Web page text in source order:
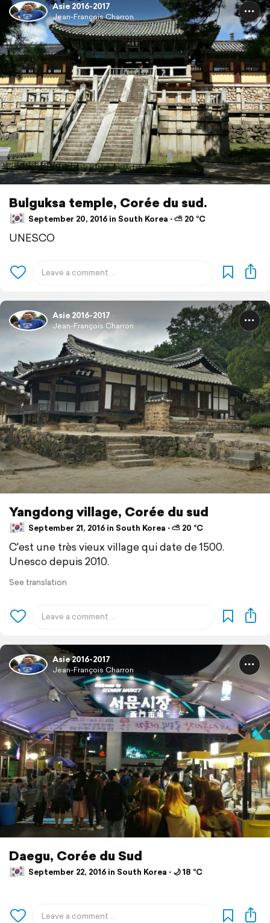
Asie 2016-2017
Jean-François Charron
Bulguksa temple, Corée du sud.
September 20, 2016 in South Korea ⋅ ⛅ 20 °C
UNESCO
Asie 2016-2017
Jean-François Charron
Yangdong village, Corée du sud
September 21, 2016 in South Korea ⋅ ⛅ 20 °C
C'est une très vieux village qui date de 1500.
Unesco depuis 2010.
See translation
Asie 2016-2017
Jean-François Charron
Daegu, Corée du Sud
September 22, 2016 in South Korea ⋅ 🌙 18 °C